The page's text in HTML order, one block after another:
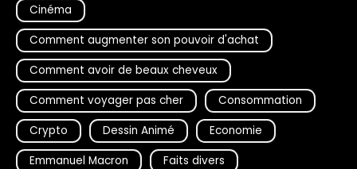
Cinéma
Comment augmenter son pouvoir d'achat
Comment avoir de beaux cheveux
Comment voyager pas cher
Consommation
Crypto
Dessin Animé
Economie
Emmanuel Macron
Faits divers